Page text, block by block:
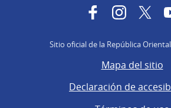
FacebookInstagram
Sitio oficial de la República
Mapa del sitio
Declaración de